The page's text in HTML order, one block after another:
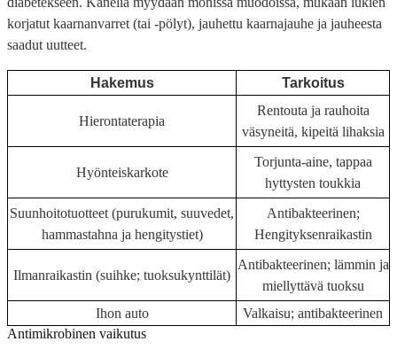
korjatut kaarnanvarret (tai -pölyt), jauhettu kaarnajauhe ja jauheesta
saadut uutteet.
Hakemus Tarkoitus
Hierontaterapia
Rentouta ja rauhoita
väsyneitä, kipeitä lihaksia
Hyönteiskarkote
Torjunta-aine, tappaa
hyttysten toukkia
Suunhoitotuotteet (purukumit, suuvedet,
hammastahna ja hengitystiet)
Antibakteerinen;
Hengityksenraikastin
Ilmanraikastin (suihke; tuoksukynttilät)
Antibakteerinen; lämmin ja
miellyttävä tuoksu
Ihon auto
Valkaisu; antibakteerinen
Antimikrobinen vaikutus